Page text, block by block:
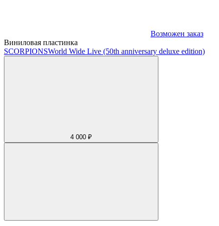
Возможен заказ
Виниловая пластинка
SCORPIONSWorld Wide Live (50th anniversary deluxe edition)
4 000 ₽